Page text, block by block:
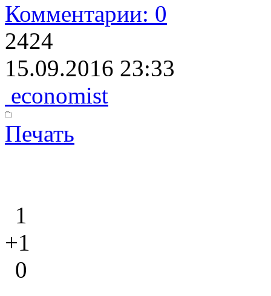
Комментарии: 0
2424
15.09.2016 23:33
economist
Печать
1
+1
0